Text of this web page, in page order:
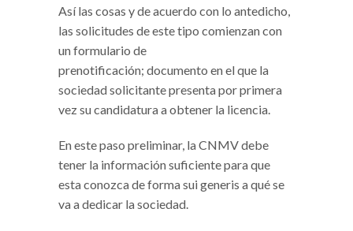
Así las cosas y de acuerdo con lo antedicho,
las solicitudes de este tipo comienzan con
un formulario de
prenotificación; documento en el que la
sociedad solicitante presenta por primera
vez su candidatura a obtener la licencia.
En este paso preliminar, la CNMV debe
tener la información suficiente para que
esta conozca de forma sui generis a qué se
va a dedicar la sociedad.